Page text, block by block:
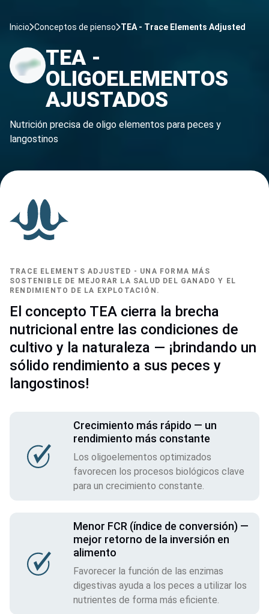
Inicio Conceptos de pienso TEA - Trace Elements Adjusted
TEA -
OLIGOELEMENTOS
AJUSTADOS
Nutrición precisa de oligo elementos para peces y
langostinos
TRACE ELEMENTS ADJUSTED - UNA FORMA MÁS
SOSTENIBLE DE MEJORAR LA SALUD DEL GANADO Y EL
RENDIMIENTO DE LA EXPLOTACIÓN.
El concepto TEA cierra la brecha
nutricional entre las condiciones de
cultivo y la naturaleza — ¡brindando un
sólido rendimiento a sus peces y
langostinos!
Crecimiento más rápido — un
rendimiento más constante
Los oligoelementos optimizados
favorecen los procesos biológicos clave
para un crecimiento constante.
Menor FCR (índice de conversión) —
mejor retorno de la inversión en
alimento
Favorecer la función de las enzimas
digestivas ayuda a los peces a utilizar los
nutrientes de forma más eficiente.